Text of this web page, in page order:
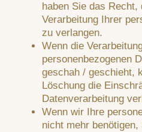
haben Sie das
Verarbeitung Ihrer
zu verlangen.
Wenn die
personenbezogenen
geschah / geschieht,
Löschung die
Datenverarbeitung
Wenn wir Ihre
nicht mehr